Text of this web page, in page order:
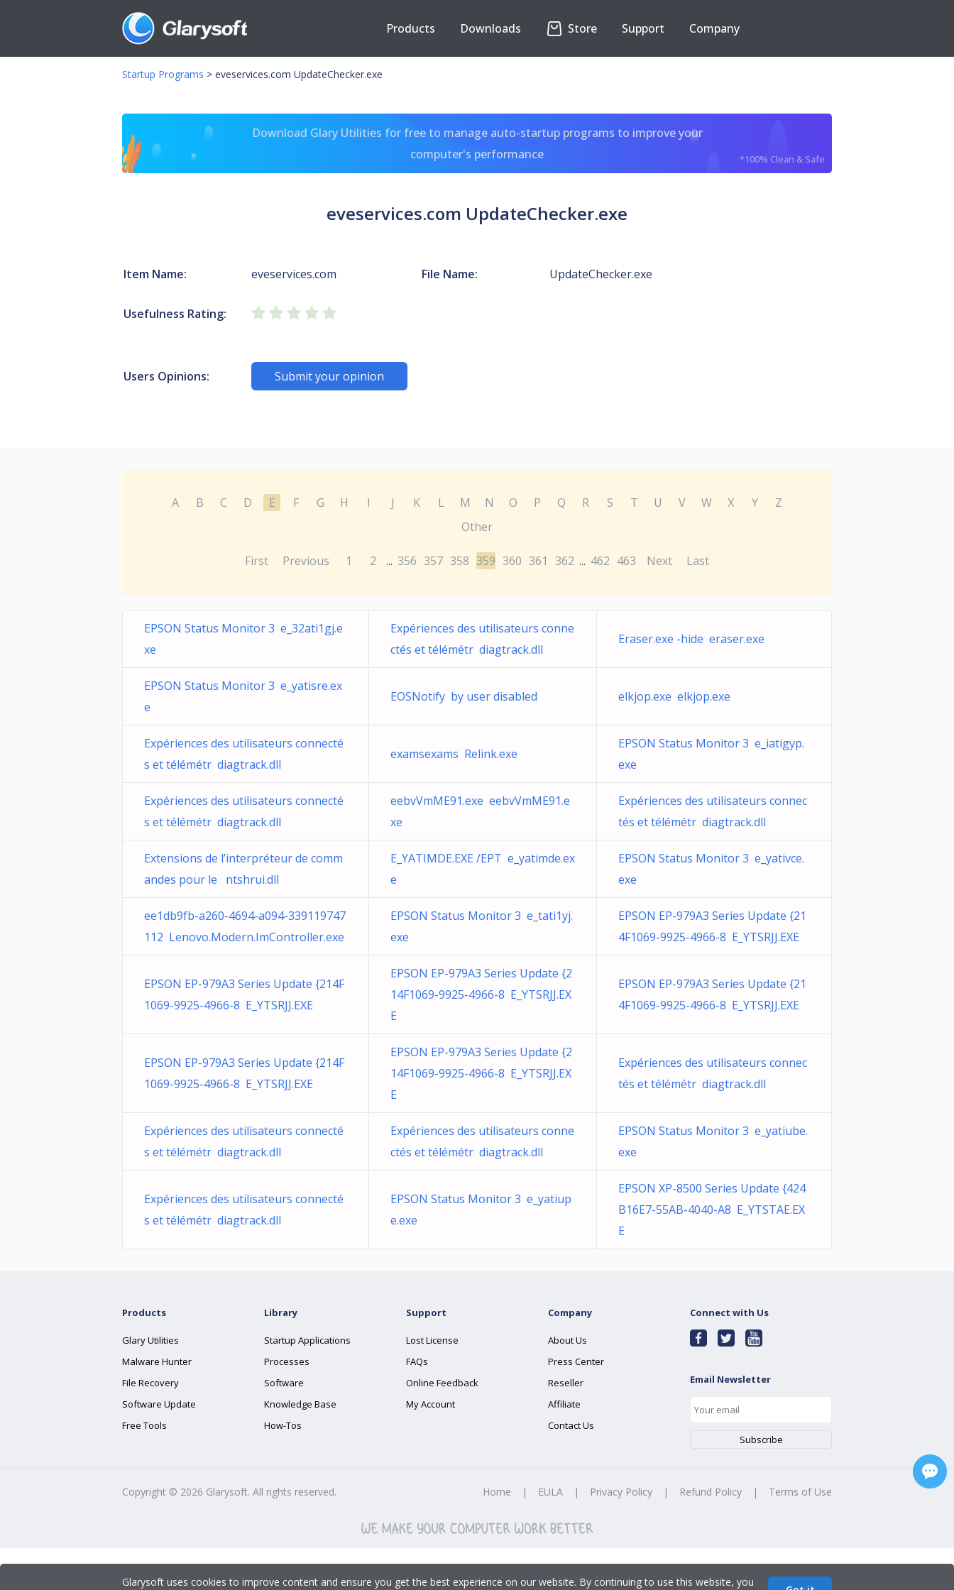
Products Downloads Store Support Company
Startup Programs > eveservices.com UpdateChecker.exe
Download Glary Utilities for free to manage auto-startup programs to improve your
computer's performance
*100% Clean & Safe
eveservices.com UpdateChecker.exe
Item Name: eveservices.com File Name: UpdateChecker.exe
Usefulness Rating:
Users Opinions: Submit your opinion
A B C D E F G H I J K L M N O P Q R S T U V W X Y
Z
Other
First Previous 1 2 ... 356 357 358 359 360 361 362 ... 462 463 Next Last
EPSON Status Monitor 3 e_32ati1gj.e
xe
Expériences des utilisateurs conne
ctés et télémétr diagtrack.dll
Eraser.exe -hide eraser.exe
EPSON Status Monitor 3 e_yatisre.ex
e
EOSNotify by user disabled elkjop.exe elkjop.exe
Expériences des utilisateurs connecté
s et télémétr diagtrack.dll
examsexams Relink.exe
EPSON Status Monitor 3 e_iatigyp.
exe
Expériences des utilisateurs connecté
s et télémétr diagtrack.dll
eebvVmME91.exe eebvVmME91.e
xe
Expériences des utilisateurs connec
tés et télémétr diagtrack.dll
Extensions de l’interpréteur de comm
andes pour le ntshrui.dll
E_YATIMDE.EXE /EPT e_yatimde.ex
e
EPSON Status Monitor 3 e_yativce.
exe
ee1db9fb-a260-4694-a094-339119747
112 Lenovo.Modern.ImController.exe
EPSON Status Monitor 3 e_tati1yj.
exe
EPSON EP-979A3 Series Update {21
4F1069-9925-4966-8 E_YTSRJJ.EXE
EPSON EP-979A3 Series Update {214F
1069-9925-4966-8 E_YTSRJJ.EXE
EPSON EP-979A3 Series Update {2
14F1069-9925-4966-8 E_YTSRJJ.EX
E
EPSON EP-979A3 Series Update {21
4F1069-9925-4966-8 E_YTSRJJ.EXE
EPSON EP-979A3 Series Update {214F
1069-9925-4966-8 E_YTSRJJ.EXE
EPSON EP-979A3 Series Update {2
14F1069-9925-4966-8 E_YTSRJJ.EX
E
Expériences des utilisateurs connec
tés et télémétr diagtrack.dll
Expériences des utilisateurs connecté
s et télémétr diagtrack.dll
Expériences des utilisateurs conne
ctés et télémétr diagtrack.dll
EPSON Status Monitor 3 e_yatiube.
exe
Expériences des utilisateurs connecté
s et télémétr diagtrack.dll
EPSON Status Monitor 3 e_yatiup
e.exe
EPSON XP-8500 Series Update {424
B16E7-55AB-4040-A8 E_YTSTAE.EX
E
Products
Glary Utilities
Malware Hunter
File Recovery
Software Update
Free Tools
Library
Startup Applications
Processes
Software
Knowledge Base
How-Tos
Support
Lost License
FAQs
Online Feedback
My Account
Company
About Us
Press Center
Reseller
Affiliate
Contact Us
Connect with Us
Email Newsletter
Copyright © 2026 Glarysoft. All rights reserved. Home | EULA | Privacy Policy | Refund Policy | Terms of Use
Glarysoft uses cookies to improve content and ensure you get the best experience on our website. By continuing to use this website, you